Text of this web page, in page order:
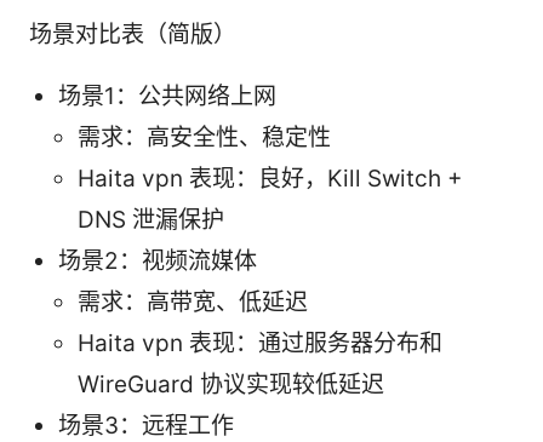
场景对比表（简版）
场景1：公共网络上网
需求：高安全性、稳定性
Haita vpn 表现：良好，Kill Switch +
DNS 泄漏保护
场景2：视频流媒体
需求：高带宽、低延迟
Haita vpn 表现：通过服务器分布和
WireGuard 协议实现较低延迟
场景3：远程工作